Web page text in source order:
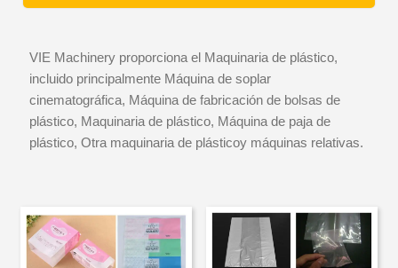
VIE Machinery proporciona el Maquinaria de plástico,
incluido principalmente Máquina de soplar
cinematográfica, Máquina de fabricación de bolsas de
plástico, Maquinaria de plástico, Máquina de paja de
plástico, Otra maquinaria de plásticoy máquinas relativas.